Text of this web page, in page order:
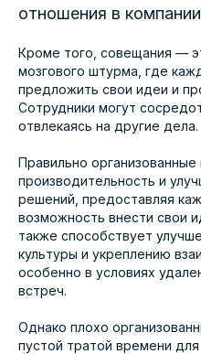
отношения в
Кроме того, совещания —
мозгового штурма, где
предложить свои идеи и
Сотрудники могут
отвлекаясь на другие дела.
Правильно
производительность и
решений, предоставляя
возможность внести свои
также способствует
культуры и укреплению
особенно в условиях
встреч.
Однако плохо
пустой тратой времени для